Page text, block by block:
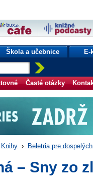
Škola a učebnice E-
Časté otázky
Knihy › Beletria pre dospelých
– Sny zo